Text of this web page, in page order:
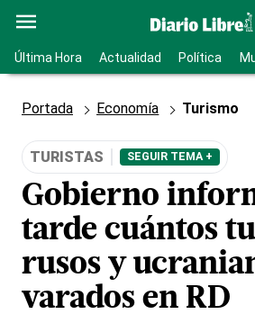
Última Hora Actualidad Política
Portada Economía Turismo
TURISTAS SEGUIR TEMA +
Gobierno
tarde cuántos
rusos y
varados en RD